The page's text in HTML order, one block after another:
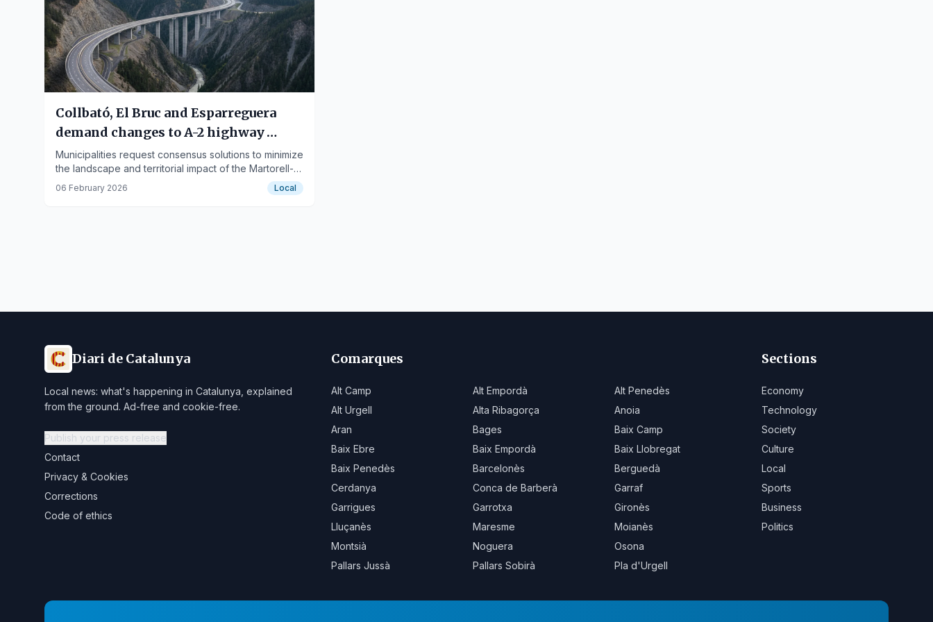
Collbató, El Bruc and Esparreguera
demand changes to A-2 highway
reform
Municipalities request consensus solutions to minimize
the landscape and territorial impact of the Martorell-
Igualada highway section.
06 February 2026 Local
Diari de Catalunya
Local news: what's happening in Catalunya, explained
from the ground. Ad-free and cookie-free.
Publish your press release
Contact
Privacy & Cookies
Corrections
Code of ethics
Comarques
Alt Camp Alt Empordà
Alt Penedès
Alt Urgell
Alta Ribagorça
Anoia
Aran
Bages
Baix Camp
Baix Ebre
Baix Empordà
Baix Llobregat
Baix Penedès
Barcelonès
Berguedà
Cerdanya
Conca de Barberà
Garraf
Garrigues
Garrotxa
Gironès
Lluçanès
Maresme
Moianès
Montsià
Noguera
Osona
Pallars Jussà
Pallars Sobirà Pla d'Urgell
Sections
Economy
Technology
Society
Culture
Local
Sports
Business
Politics